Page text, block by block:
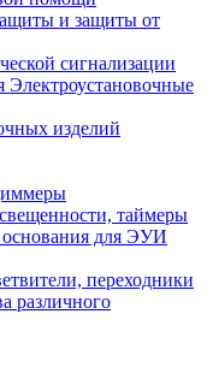
и защиты от
сигнализации
Электроустановочные
изделий
таймеры
для ЭУИ
переходники
различного